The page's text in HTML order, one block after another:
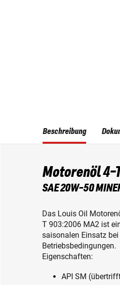
Beschreibung
Motorenöl 4-
SAE 20W-50
Das Louis Oil
T 903:2006 MA2 ist
saisonalen Einsatz
Betriebsbedingungen.
Eigenschaften:
API SM